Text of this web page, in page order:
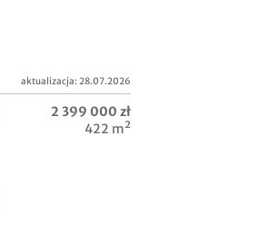
aktualizacja: 28.07.2026
2 399 000 zł
422 m²